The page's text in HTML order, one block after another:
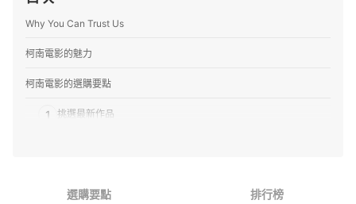
Why You Can Trust Us
柯南電影的魅力
柯南電影的選購要點
1 挑選最新作品
選購要點 排行榜